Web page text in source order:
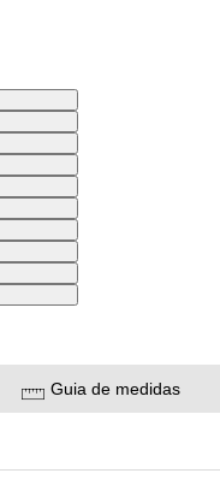
| 42 BR
| 54 BR
| 38 BR
| 48 BR
| 46 BR
| 38 BR
| 42 BR
| 46 BR
| 50 BR
| 37 BR
Guia de medidas